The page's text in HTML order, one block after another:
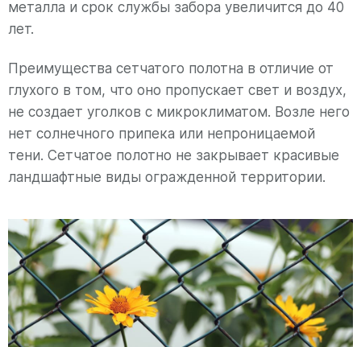
металла и срок службы забора увеличится до 40
лет.
Преимущества сетчатого полотна в отличие от
глухого в том, что оно пропускает свет и воздух,
не создает уголков с микроклиматом. Возле него
нет солнечного припека или непроницаемой
тени. Сетчатое полотно не закрывает красивые
ландшафтные виды огражденной территории.